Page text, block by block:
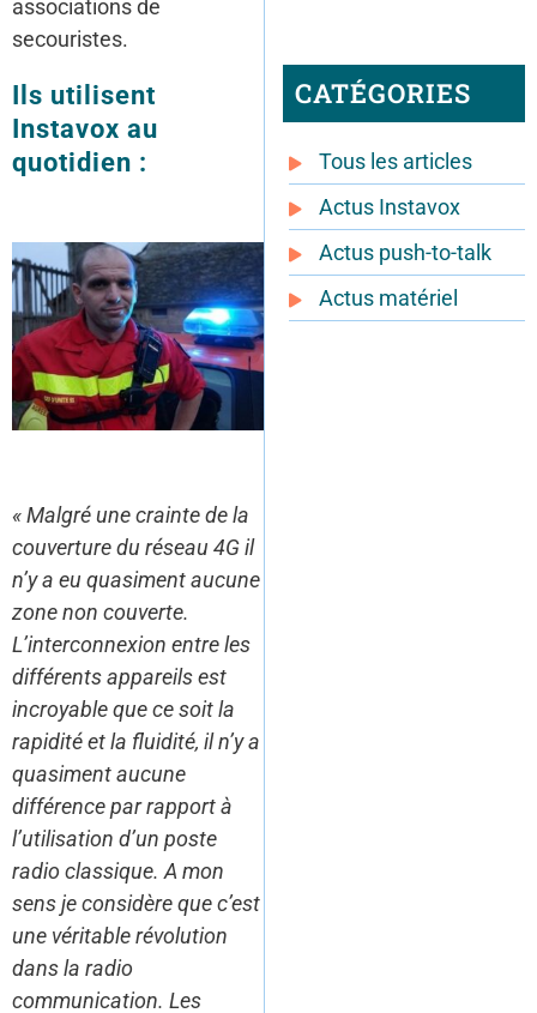
associations de
secouristes.
Ils utilisent
Instavox au
quotidien :
« Malgré une crainte de la
couverture du réseau 4G il
n’y a eu quasiment aucune
zone non couverte.
L’interconnexion entre les
différents appareils est
incroyable que ce soit la
rapidité et la fluidité, il n’y a
quasiment aucune
différence par rapport à
l’utilisation d’un poste
radio classique. A mon
sens je considère que c’est
une véritable révolution
dans la radio
communication. Les
CATÉGORIES
Tous les articles
Actus Instavox
Actus push-to-talk
Actus matériel